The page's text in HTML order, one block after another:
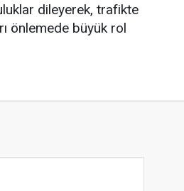
dileyerek, trafikte
önlemede büyük rol